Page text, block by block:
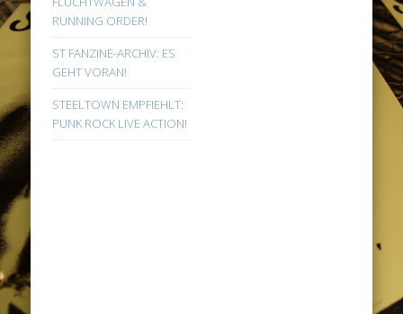
RUNNING ORDER!
ST FANZINE-ARCHIV: ES
GEHT VORAN!
STEELTOWN EMPFIEHLT:
PUNK ROCK LIVE ACTION!